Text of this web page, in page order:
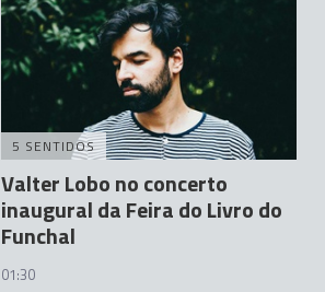
5 SENTIDOS
Valter Lobo no concerto
inaugural da Feira do Livro do
Funchal
01:30